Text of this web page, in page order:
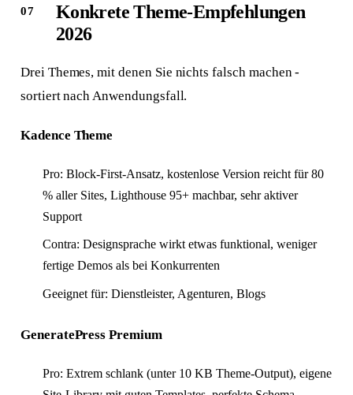
Konkrete Theme-Empfehlungen
2026
Drei Themes, mit denen Sie nichts falsch machen -
sortiert nach Anwendungsfall.
Kadence Theme
Pro: Block-First-Ansatz, kostenlose Version reicht für 80
% aller Sites, Lighthouse 95+ machbar, sehr aktiver
Support
Contra: Designsprache wirkt etwas funktional, weniger
fertige Demos als bei Konkurrenten
Geeignet für: Dienstleister, Agenturen, Blogs
GeneratePress Premium
Pro: Extrem schlank (unter 10 KB Theme-Output), eigene